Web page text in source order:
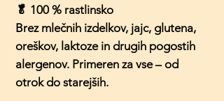
🥬 100 % rastlinsko
Brez mlečnih izdelkov, jajc, glutena,
oreškov, laktoze in drugih pogostih
alergenov. Primeren za vse – od
otrok do starejših.